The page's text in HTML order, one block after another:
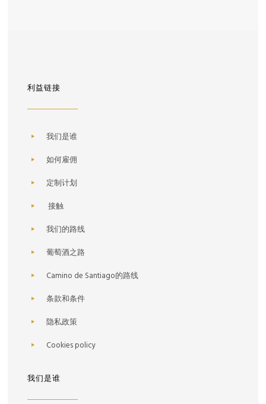
利益链接
我们是谁
如何雇佣
定制计划
接触
我们的路线
葡萄酒之路
Camino de Santiago的路线
条款和条件
隐私政策
Cookies policy
我们是谁